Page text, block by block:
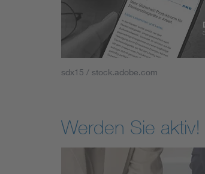
sdx15 / stock.adobe.com
Werden Sie aktiv!